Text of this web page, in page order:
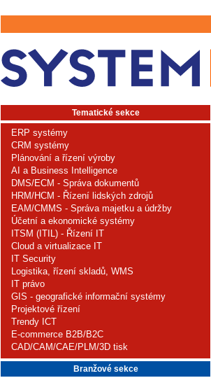
Tematické sekce
ERP systémy
CRM systémy
Plánování a řízení výroby
AI a Business Intelligence
DMS/ECM - Správa dokumentů
HRM/HCM - Řízení lidských zdrojů
EAM/CMMS - Správa majetku a údržby
Účetní a ekonomické systémy
ITSM (ITIL) - Řízení IT
Cloud a virtualizace IT
IT Security
Logistika, řízení skladů, WMS
IT právo
GIS - geografické informační systémy
Projektové řízení
Trendy ICT
E-commerce B2B/B2C
CAD/CAM/CAE/PLM/3D tisk
Branžové sekce